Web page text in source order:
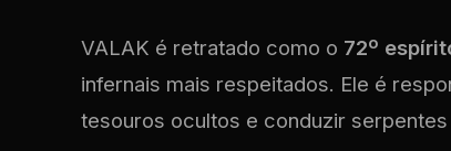
VALAK é retratado como o 72º
infernais mais respeitados. Ele é
tesouros ocultos e conduzir